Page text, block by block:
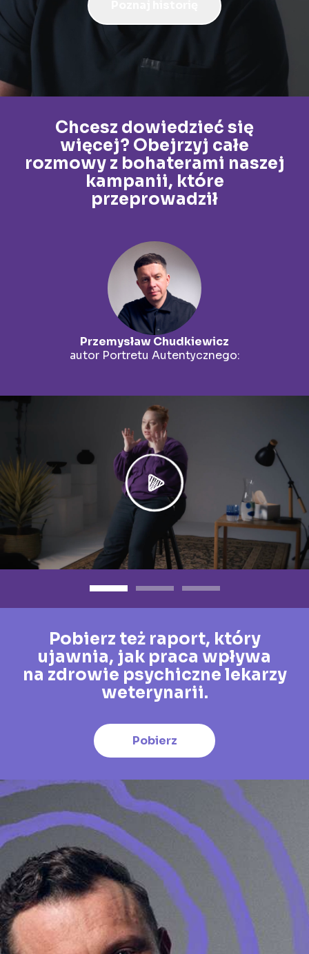
Chcesz dowiedzieć się
więcej? Obejrzyj całe
rozmowy z bohaterami naszej
kampanii, które
przeprowadził
Przemysław Chudkiewicz
autor Portretu Autentycznego:
Pobierz też raport, który
ujawnia, jak praca wpływa
na zdrowie psychiczne lekarzy
weterynarii.
Pobierz